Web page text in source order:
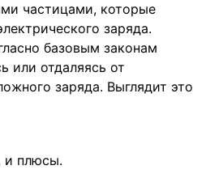
частицами, которые
заряда.
базовым законам
или отдаляясь от
заряда. Выглядит это
и плюсы.